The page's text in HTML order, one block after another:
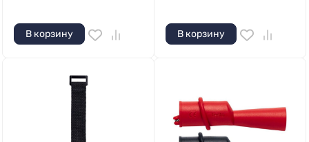
В корзину В корзину